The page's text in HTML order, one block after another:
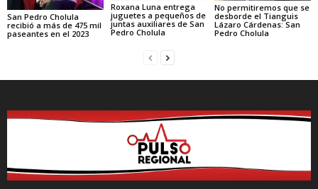
San Pedro Cholula
recibió a más de 475 mil
paseantes en el 2023
Roxana Luna entrega
juguetes a pequeños de
juntas auxiliares de San
Pedro Cholula
No permitiremos que se
desborde el Tianguis
Lázaro Cárdenas: San
Pedro Cholula